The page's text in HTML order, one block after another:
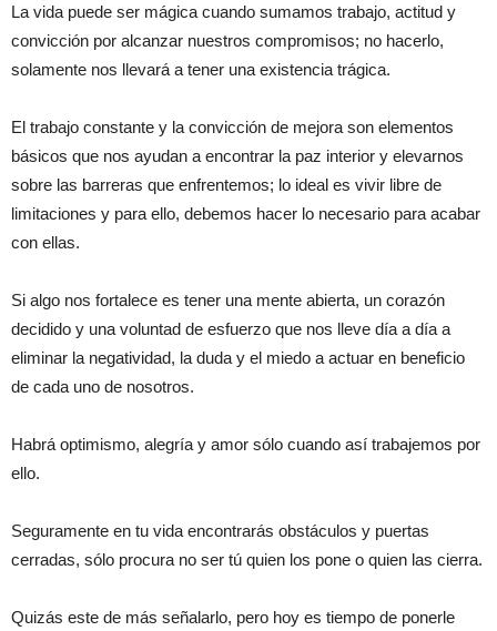
La vida puede ser mágica cuando sumamos trabajo, actitud y
convicción por alcanzar nuestros compromisos; no hacerlo,
solamente nos llevará a tener una existencia trágica.
El trabajo constante y la convicción de mejora son elementos
básicos que nos ayudan a encontrar la paz interior y elevarnos
sobre las barreras que enfrentemos; lo ideal es vivir libre de
limitaciones y para ello, debemos hacer lo necesario para acabar
con ellas.
Si algo nos fortalece es tener una mente abierta, un corazón
decidido y una voluntad de esfuerzo que nos lleve día a día a
eliminar la negatividad, la duda y el miedo a actuar en beneficio
de cada uno de nosotros.
Habrá optimismo, alegría y amor sólo cuando así trabajemos por
ello.
Seguramente en tu vida encontrarás obstáculos y puertas
cerradas, sólo procura no ser tú quien los pone o quien las cierra.
Quizás este de más señalarlo, pero hoy es tiempo de ponerle